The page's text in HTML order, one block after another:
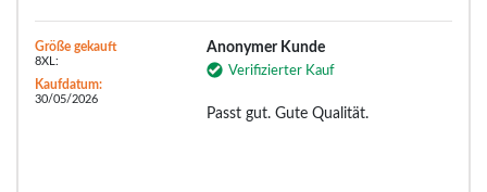
Größe gekauft
8XL:
Kaufdatum:
30/05/2026
Anonymer Kunde
Verifizierter Kauf
Passt gut. Gute Qualität.